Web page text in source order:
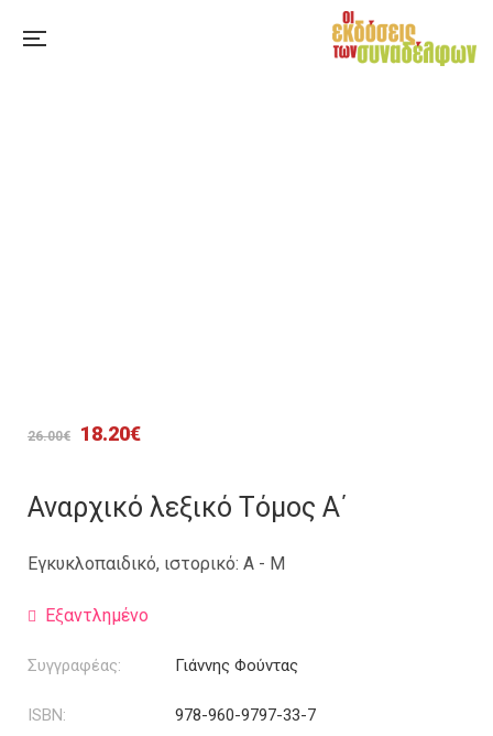
26.00€
Original
26.00€.
18.20€Η
τιμή
είναι:
18.20€.
Αναρχικό λεξικό Τόμος Α΄
Εγκυκλοπαιδικό, ιστορικό: Α - Μ
Εξαντλημένο
Συγγραφέας: Γιάννης Φούντας
ISBN: 978-960-9797-33-7